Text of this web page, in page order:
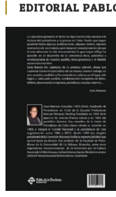
EDITORIAL